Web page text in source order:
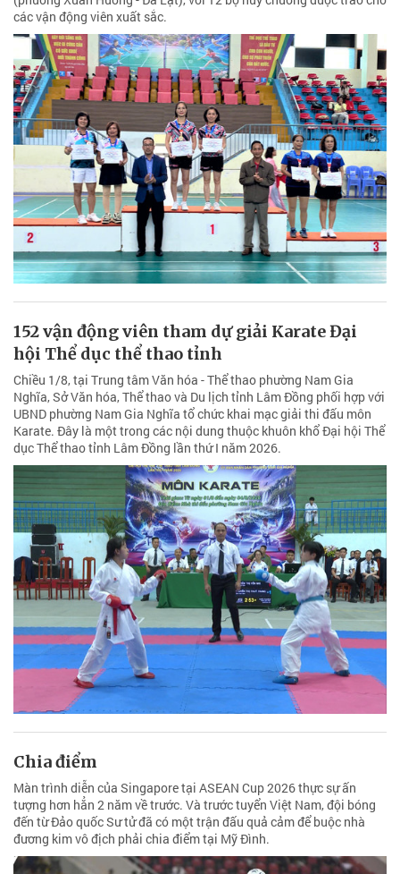
các vận động viên xuất sắc.
152 vận động viên tham dự giải Karate Đại
hội Thể dục thể thao tỉnh
Chiều 1/8, tại Trung tâm Văn hóa - Thể thao phường Nam Gia
Nghĩa, Sở Văn hóa, Thể thao và Du lịch tỉnh Lâm Đồng phối hợp với
UBND phường Nam Gia Nghĩa tổ chức khai mạc giải thi đấu môn
Karate. Đây là một trong các nội dung thuộc khuôn khổ Đại hội Thể
dục Thể thao tỉnh Lâm Đồng lần thứ I năm 2026.
Chia điểm
Màn trình diễn của Singapore tại ASEAN Cup 2026 thực sự ấn
tượng hơn hẳn 2 năm về trước. Và trước tuyển Việt Nam, đội bóng
đến từ Đảo quốc Sư tử đã có một trận đấu quả cảm để buộc nhà
đương kim vô địch phải chia điểm tại Mỹ Đình.